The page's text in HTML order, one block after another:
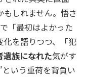
もしれません。悟さ
「最初はよかった
を語りつつ、「犯
遺族になれた気がす
いう重荷を背負い